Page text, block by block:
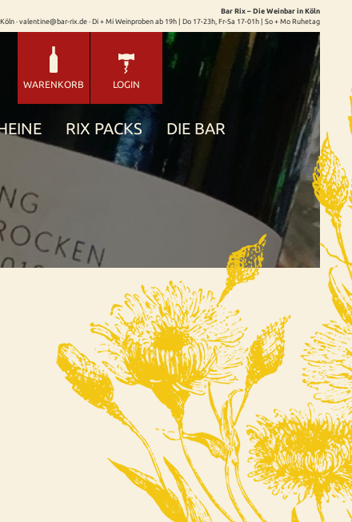
Bar Rix – Die Weinbar in Köln
Köln · valentine@bar-rix.de · Di + Mi Weinproben ab 19h | Do 17-23h, Fr-Sa 17-01h | So + Mo Ruhetag
WARENKORB LOGIN
RIX PACKS DIE BAR